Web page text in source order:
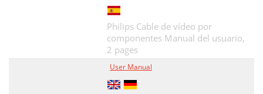
Philips Cable de vídeo por
componentes Manual del usuario,
2 pages
User Manual